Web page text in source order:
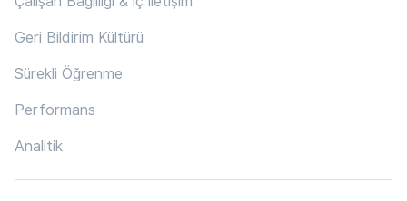
Geri Bildirim Kültürü
Sürekli Öğrenme
Performans
Analitik